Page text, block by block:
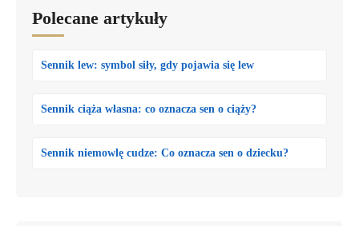
Polecane artykuły
Sennik lew: symbol siły, gdy pojawia się lew
Sennik ciąża własna: co oznacza sen o ciąży?
Sennik niemowlę cudze: Co oznacza sen o dziecku?